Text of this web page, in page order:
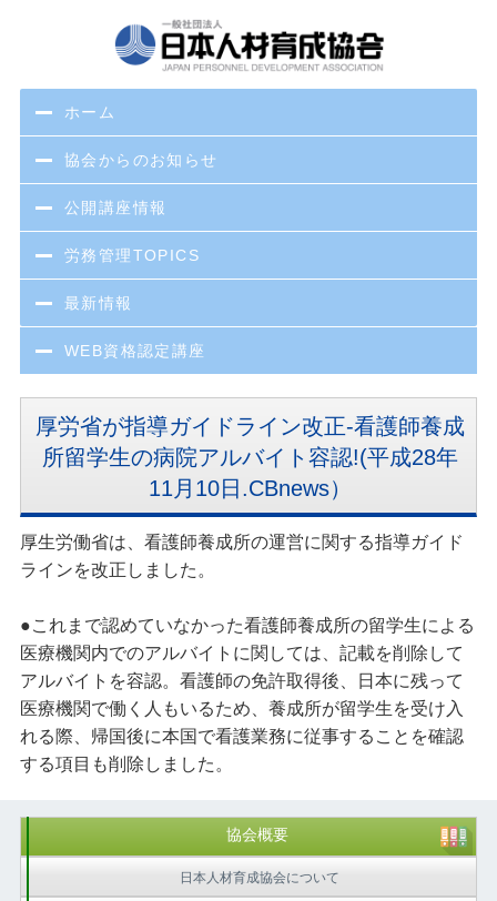
ホーム
協会からのお知らせ
公開講座情報
労務管理TOPICS
最新情報
WEB資格認定講座
厚労省が指導ガイドライン改正-看護師養成
所留学生の病院アルバイト容認!(平成28年
11月10日.CBnews）
厚生労働省は、看護師養成所の運営に関する指導ガイド
ラインを改正しました。
●これまで認めていなかった看護師養成所の留学生による
医療機関内でのアルバイトに関しては、記載を削除して
アルバイトを容認。看護師の免許取得後、日本に残って
医療機関で働く人もいるため、養成所が留学生を受け入
れる際、帰国後に本国で看護業務に従事することを確認
する項目も削除しました。
協会概要
日本人材育成協会について